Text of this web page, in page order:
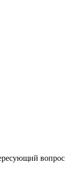
вопрос